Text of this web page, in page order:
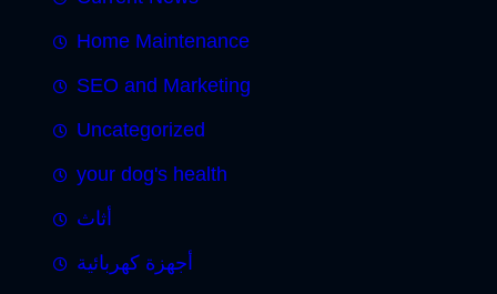
Home Maintenance
SEO and Marketing
Uncategorized
your dog's health
أثاث
أجهزة كهربائية